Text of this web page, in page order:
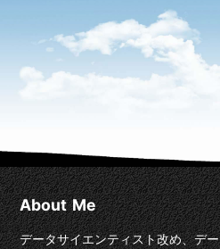
About Me
データサイエンティスト改め、デ